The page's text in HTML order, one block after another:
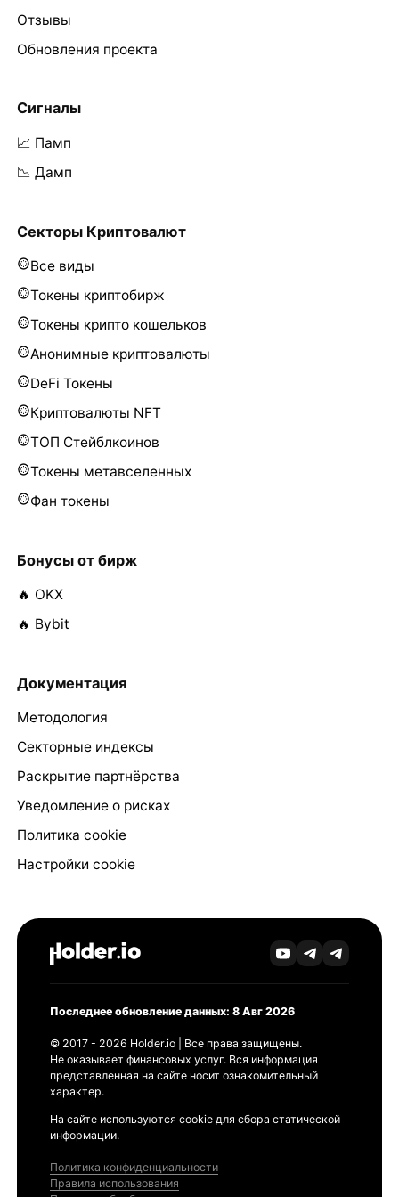
Отзывы
Обновления проекта
Сигналы
📈 Памп
📉 Дамп
Секторы Криптовалют
Все виды
Токены криптобирж
Токены крипто кошельков
Анонимные криптовалюты
DeFi Токены
Криптовалюты NFT
ТОП Стейблкоинов
Токены метавселенных
Фан токены
Бонусы от бирж
🔥 OKX
🔥 Bybit
Документация
Методология
Секторные индексы
Раскрытие партнёрства
Уведомление о рисках
Политика cookie
Настройки cookie
Последнее обновление данных: 8 Авг 2026
© 2017 - 2026 Holder.io | Все права защищены.
Не оказывает финансовых услуг. Вся информация
представленная на сайте носит ознакомительный
характер.
На сайте используются cookie для сбора статической
информации.
Политика конфиденциальности
Правила использования